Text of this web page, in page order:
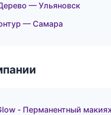
— Ульяновск
— Самара
- Перманентный